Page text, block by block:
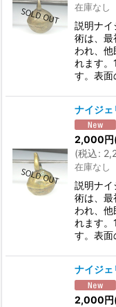
在庫なし
説明ナ
術は、最
われ、
れます。
す。表
ナイジェ
2,000 円
(税込:
在庫なし
説明ナ
術は、最
われ、他
れます。
す。表
ナイジェ
2,000円